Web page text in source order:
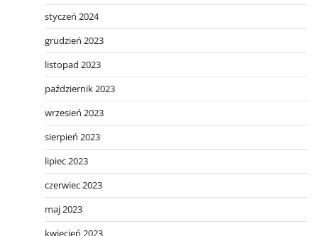
styczeń 2024
grudzień 2023
listopad 2023
październik 2023
wrzesień 2023
sierpień 2023
lipiec 2023
czerwiec 2023
maj 2023
kwiecień 2023